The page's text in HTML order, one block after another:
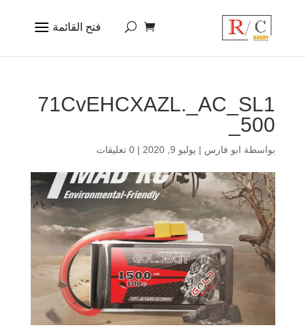
71CvEHCXAZL._AC_SL1
500_
بواسطة ابو فارس | يوليو 9, 2020 | 0 تعليقات